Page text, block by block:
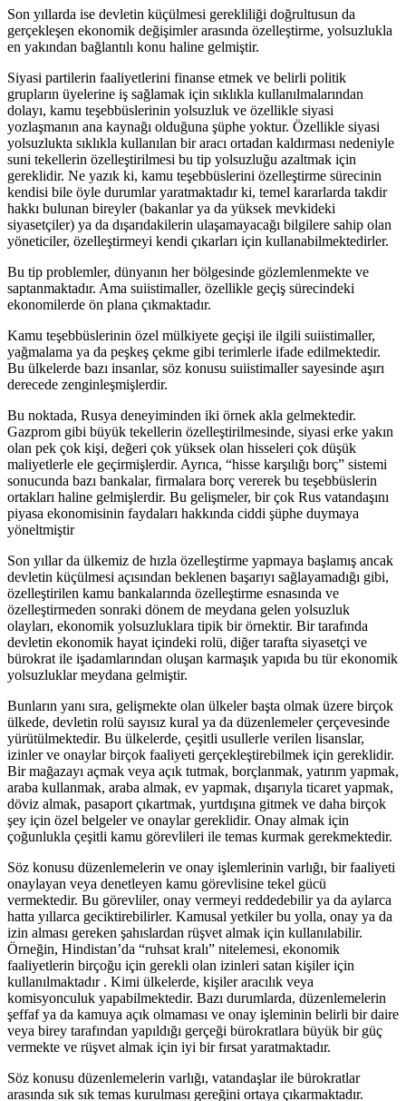
Son yıllarda ise devletin küçülmesi gerekliliği doğrultusun da
gerçekleşen ekonomik değişimler arasında özelleştirme, yolsuzlukla
en yakından bağlantılı konu haline gelmiştir.
Siyasi partilerin faaliyetlerini finanse etmek ve belirli politik
grupların üyelerine iş sağlamak için sıklıkla kullanılmalarından
dolayı, kamu teşebbüslerinin yolsuzluk ve özellikle siyasi
yozlaşmanın ana kaynağı olduğuna şüphe yoktur. Özellikle siyasi
yolsuzlukta sıklıkla kullanılan bir aracı ortadan kaldırması nedeniyle
suni tekellerin özelleştirilmesi bu tip yolsuzluğu azaltmak için
gereklidir. Ne yazık ki, kamu teşebbüslerini özelleştirme sürecinin
kendisi bile öyle durumlar yaratmaktadır ki, temel kararlarda takdir
hakkı bulunan bireyler (bakanlar ya da yüksek mevkideki
siyasetçiler) ya da dışarıdakilerin ulaşamayacağı bilgilere sahip olan
yöneticiler, özelleştirmeyi kendi çıkarları için kullanabilmektedirler.
Bu tip problemler, dünyanın her bölgesinde gözlemlenmekte ve
saptanmaktadır. Ama suiistimaller, özellikle geçiş sürecindeki
ekonomilerde ön plana çıkmaktadır.
Kamu teşebbüslerinin özel mülkiyete geçişi ile ilgili suiistimaller,
yağmalama ya da peşkeş çekme gibi terimlerle ifade edilmektedir.
Bu ülkelerde bazı insanlar, söz konusu suiistimaller sayesinde aşırı
derecede zenginleşmişlerdir.
Bu noktada, Rusya deneyiminden iki örnek akla gelmektedir.
Gazprom gibi büyük tekellerin özelleştirilmesinde, siyasi erke yakın
olan pek çok kişi, değeri çok yüksek olan hisseleri çok düşük
maliyetlerle ele geçirmişlerdir. Ayrıca, “hisse karşılığı borç” sistemi
sonucunda bazı bankalar, firmalara borç vererek bu teşebbüslerin
ortakları haline gelmişlerdir. Bu gelişmeler, bir çok Rus vatandaşını
piyasa ekonomisinin faydaları hakkında ciddi şüphe duymaya
yöneltmiştir
Son yıllar da ülkemiz de hızla özelleştirme yapmaya başlamış ancak
devletin küçülmesi açısından beklenen başarıyı sağlayamadığı gibi,
özelleştirilen kamu bankalarında özelleştirme esnasında ve
özelleştirmeden sonraki dönem de meydana gelen yolsuzluk
olayları, ekonomik yolsuzluklara tipik bir örnektir. Bir tarafında
devletin ekonomik hayat içindeki rolü, diğer tarafta siyasetçi ve
bürokrat ile işadamlarından oluşan karmaşık yapıda bu tür ekonomik
yolsuzluklar meydana gelmiştir.
Bunların yanı sıra, gelişmekte olan ülkeler başta olmak üzere birçok
ülkede, devletin rolü sayısız kural ya da düzenlemeler çerçevesinde
yürütülmektedir. Bu ülkelerde, çeşitli usullerle verilen lisanslar,
izinler ve onaylar birçok faaliyeti gerçekleştirebilmek için gereklidir.
Bir mağazayı açmak veya açık tutmak, borçlanmak, yatırım yapmak,
araba kullanmak, araba almak, ev yapmak, dışarıyla ticaret yapmak,
döviz almak, pasaport çıkartmak, yurtdışına gitmek ve daha birçok
şey için özel belgeler ve onaylar gereklidir. Onay almak için
çoğunlukla çeşitli kamu görevlileri ile temas kurmak gerekmektedir.
Söz konusu düzenlemelerin ve onay işlemlerinin varlığı, bir faaliyeti
onaylayan veya denetleyen kamu görevlisine tekel gücü
vermektedir. Bu görevliler, onay vermeyi reddedebilir ya da aylarca
hatta yıllarca geciktirebilirler. Kamusal yetkiler bu yolla, onay ya da
izin alması gereken şahıslardan rüşvet almak için kullanılabilir.
Örneğin, Hindistan’da “ruhsat kralı” nitelemesi, ekonomik
faaliyetlerin birçoğu için gerekli olan izinleri satan kişiler için
kullanılmaktadır . Kimi ülkelerde, kişiler aracılık veya
komisyonculuk yapabilmektedir. Bazı durumlarda, düzenlemelerin
şeffaf ya da kamuya açık olmaması ve onay işleminin belirli bir daire
veya birey tarafından yapıldığı gerçeği bürokratlara büyük bir güç
vermekte ve rüşvet almak için iyi bir fırsat yaratmaktadır.
Söz konusu düzenlemelerin varlığı, vatandaşlar ile bürokratlar
arasında sık sık temas kurulması gereğini ortaya çıkarmaktadır.